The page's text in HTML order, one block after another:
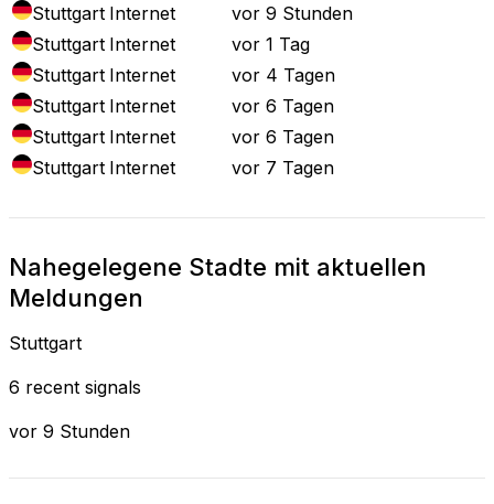
Stuttgart Internet
vor 9 Stunden
Stuttgart Internet
vor 1 Tag
Stuttgart Internet
vor 4 Tagen
Stuttgart Internet
vor 6 Tagen
Stuttgart Internet
vor 6 Tagen
Stuttgart Internet vor 7 Tagen
Nahegelegene Stadte mit aktuellen
Meldungen
Stuttgart
6 recent signals
vor 9 Stunden